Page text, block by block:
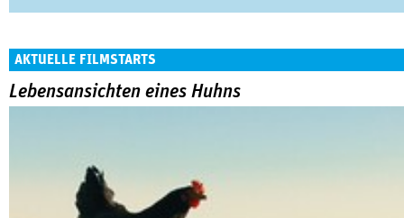
AKTUELLE FILMSTARTS
Lebensansichten eines Huhns